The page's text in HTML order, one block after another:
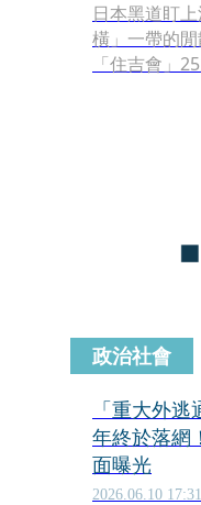
日本黑道盯
橫」一帶的
「住吉會」
政治社會
「重大外
年終於落
面曝光
2026.06.10 17:31